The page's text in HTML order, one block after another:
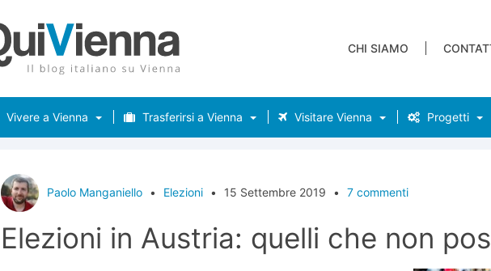
CHI SIAMO
Vivere a Vienna Trasferirsi a Vienna Visitare Vienna Progetti
Paolo Manganiello • Elezioni • 15 Settembre 2019 • 7 commenti
Elezioni in Austria: quelli che non